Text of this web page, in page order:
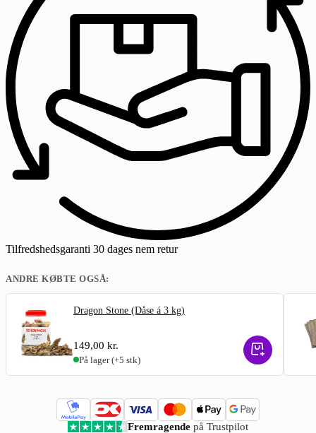
Tilfredshedsgaranti 30 dages nem retur
ANDRE KØBTE OGSÅ:
Dragon Stone (Dåse á 3 kg)
149,00 kr.
På lager(+5 stk)
Fremragende på Trustpilot